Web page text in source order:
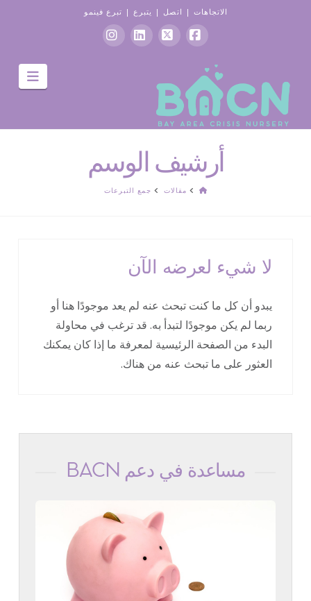
الاتجاهات | اتصل | يتبرع | تبرع فينمو
التواصل
الاجتماعي
الفيسبوك
أرشيف الوسم
الصفحةمقالات جمع التبرعات
لا شيء لعرضه الآن
يبدو أن كل ما كنت تبحث عنه لم يعد موجودًا هنا أو
ربما لم يكن موجودًا لتبدأ به. قد ترغب في محاولة
البدء من الصفحة الرئيسية لمعرفة ما إذا كان يمكنك
العثور على ما تبحث عنه من هناك.
مساعدة في دعم BACN